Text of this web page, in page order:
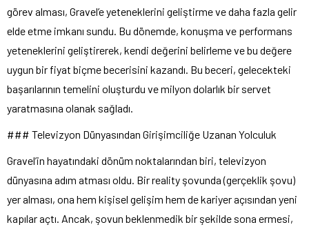
görev alması, Gravel’e yeteneklerini geliştirme ve daha fazla gelir
elde etme imkanı sundu. Bu dönemde, konuşma ve performans
yeteneklerini geliştirerek, kendi değerini belirleme ve bu değere
uygun bir fiyat biçme becerisini kazandı. Bu beceri, gelecekteki
başarılarının temelini oluşturdu ve milyon dolarlık bir servet
yaratmasına olanak sağladı.
### Televizyon Dünyasından Girişimciliğe Uzanan Yolculuk
Gravel’in hayatındaki dönüm noktalarından biri, televizyon
dünyasına adım atması oldu. Bir reality şovunda (gerçeklik şovu)
yer alması, ona hem kişisel gelişim hem de kariyer açısından yeni
kapılar açtı. Ancak, şovun beklenmedik bir şekilde sona ermesi,